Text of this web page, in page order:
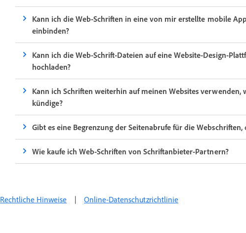
Kann ich die Web-Schriften in eine von mir erstellte mobile
einbinden?
Kann ich die Web-Schrift-Dateien auf eine Website-Design-
hochladen?
Kann ich Schriften weiterhin auf meinen Websites verwenden,
kündige?
Gibt es eine Begrenzung der Seitenabrufe für die
Wie kaufe ich Web-Schriften von Schriftanbieter-Partnern?
Rechtliche Hinweise | Online-Datenschutzrichtlinie